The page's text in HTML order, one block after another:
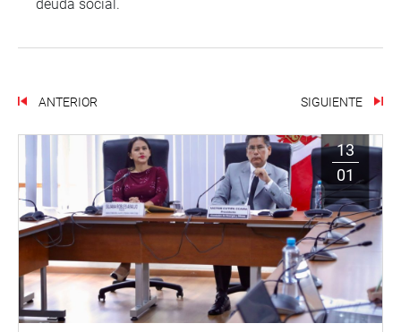
deuda social.
ANTERIOR SIGUIENTE
13
01